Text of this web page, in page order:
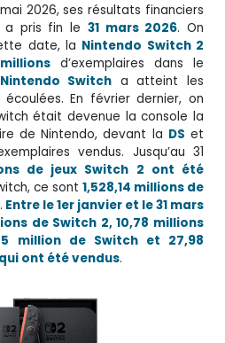
2026, ses résultats financiers
a pris fin le 31 mars 2026. On
date, la Nintendo Switch 2
d’exemplaires dans le
Nintendo Switch a atteint les
En février dernier, on
était devenue la console la
de Nintendo, devant la DS et
vendus. Jusqu’au 31
de jeux Switch 2 ont été
ce sont 1,528,14 millions de
. Entre le 1er janvier et le 31 mars
de Switch 2, 10,78 millions
million de Switch et 27,98
ont été vendus.